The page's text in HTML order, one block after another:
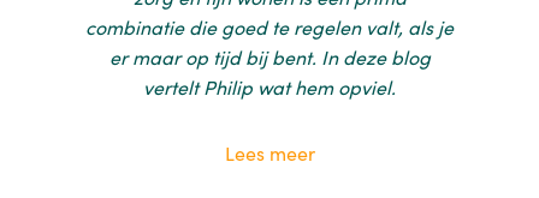
combinatie die goed te regelen valt, als je
er maar op tijd bij bent. In deze blog
vertelt Philip wat hem opviel.
Lees meer